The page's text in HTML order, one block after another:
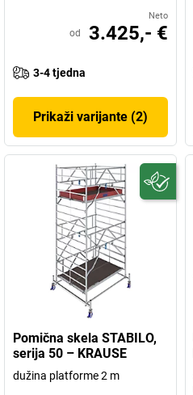
Neto
od 3.425,- €
3-4 tjedna
Prikaži varijante (2)
Pomična skela STABILO,
serija 50 – KRAUSE
dužina platforme 2 m